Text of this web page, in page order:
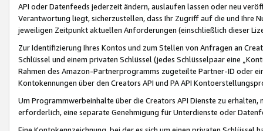
API oder Datenfeeds jederzeit ändern, auslaufen lassen oder neu
Verantwortung liegt, sicherzustellen, dass Ihr Zugriff auf die und Ihre
jeweiligen Zeitpunkt aktuellen Anforderungen (einschließlich dieser
Zur Identifizierung Ihres Kontos und zum Stellen von Anfragen an
Schlüssel und einem privaten Schlüssel (jedes Schlüsselpaar eine
Rahmen des Amazon-Partnerprogramms zugeteilte Partner-ID oder
Kontokennungen über den Creators API und PA API
Um Programmwerbeinhalte über die Creators API Dienste zu
erforderlich, eine separate Genehmigung für Unterdienste oder